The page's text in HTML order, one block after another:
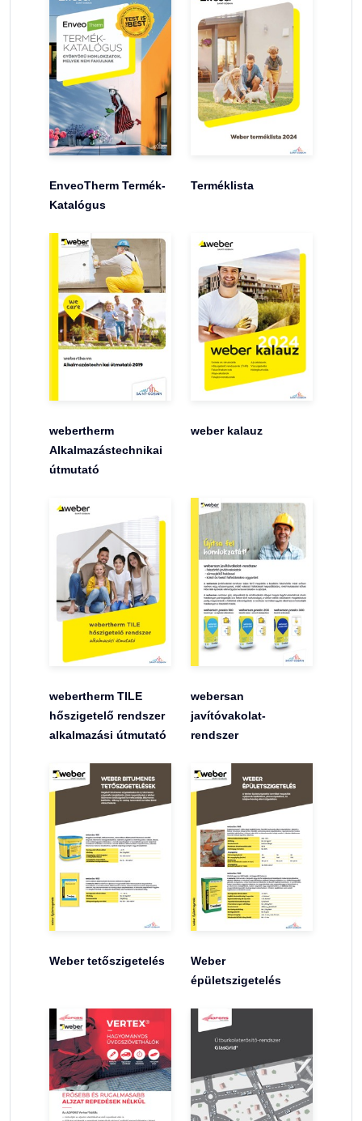
EnveoTherm Termék-
Katalógus
Terméklista
webertherm
Alkalmazástechnikai
útmutató
weber kalauz
webertherm TILE
hőszigetelő rendszer
alkalmazási útmutató
webersan
javítóvakolat-
rendszer
Weber tetőszigetelés
Weber
épületszigetelés